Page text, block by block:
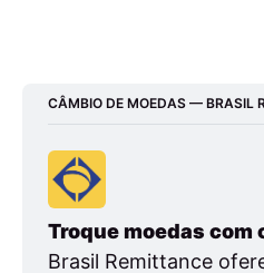
CÂMBIO DE MOEDAS — BRASIL
Troque moedas com
Brasil Remittance